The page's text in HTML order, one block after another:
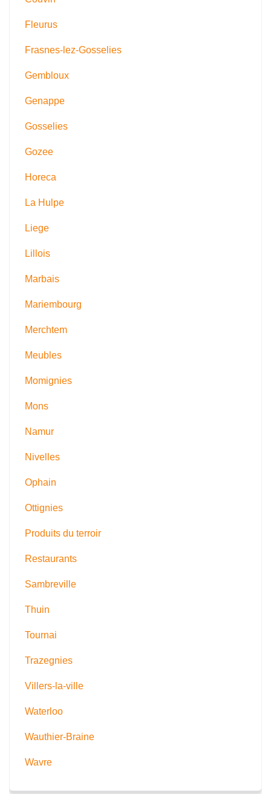
Fleurus
Frasnes-lez-Gosselies
Gembloux
Genappe
Gosselies
Gozee
Horeca
La Hulpe
Liege
Lillois
Marbais
Mariembourg
Merchtem
Meubles
Momignies
Mons
Namur
Nivelles
Ophain
Ottignies
Produits du terroir
Restaurants
Sambreville
Thuin
Tournai
Trazegnies
Villers-la-ville
Waterloo
Wauthier-Braine
Wavre